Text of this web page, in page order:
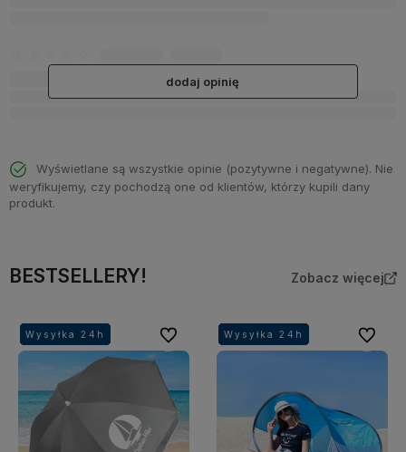
dodaj opinię
Wyświetlane są wszystkie opinie (pozytywne i negatywne). Nie
weryfikujemy, czy pochodzą one od klientów, którzy kupili dany
produkt.
BESTSELLERY! Zobacz więcej
Wysyłka 24h
Wysyłka 24h
Wysyłka 24h
Wysyłka 24h Do ulubionychWysyłka 24h
Wysyłka 24h
Wysyłka 24h
Wysyłka 24h Do